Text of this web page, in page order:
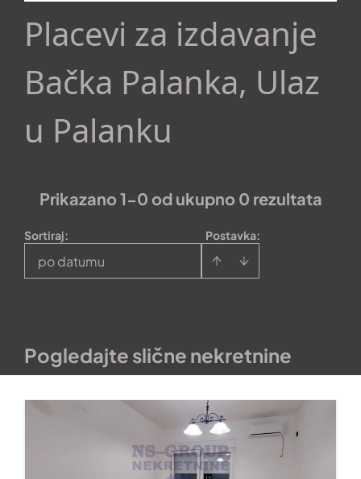
Placevi za izdavanje
Bačka Palanka, Ulaz
u Palanku
Prikazano 1-0 od ukupno 0 rezultata
Postavka:
Sortiraj:
po datumu
Pogledajte slične nekretnine